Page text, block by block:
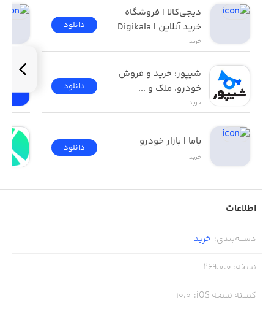
خرید آنلاین | Digikala
خرید
دانلود
خودرو، ملک و ...
خرید
دانلود
باما | بازار خودرو
خرید
دانلود
اطلاعات
دسته‌بندی: خرید
نسخه:
269.0.0
کمینه نسخه iOS :
10.0